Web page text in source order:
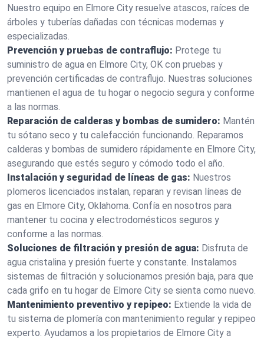
Nuestro equipo en Elmore City resuelve atascos, raíces de
árboles y tuberías dañadas con técnicas modernas y
especializadas.
Prevención y pruebas de contraflujo: Protege tu
suministro de agua en Elmore City, OK con pruebas y
prevención certificadas de contraflujo. Nuestras soluciones
mantienen el agua de tu hogar o negocio segura y conforme
a las normas.
Reparación de calderas y bombas de sumidero: Mantén
tu sótano seco y tu calefacción funcionando. Reparamos
calderas y bombas de sumidero rápidamente en Elmore City,
asegurando que estés seguro y cómodo todo el año.
Instalación y seguridad de líneas de gas: Nuestros
plomeros licenciados instalan, reparan y revisan líneas de
gas en Elmore City, Oklahoma. Confía en nosotros para
mantener tu cocina y electrodomésticos seguros y
conforme a las normas.
Soluciones de filtración y presión de agua: Disfruta de
agua cristalina y presión fuerte y constante. Instalamos
sistemas de filtración y solucionamos presión baja, para que
cada grifo en tu hogar de Elmore City se sienta como nuevo.
Mantenimiento preventivo y repipeo: Extiende la vida de
tu sistema de plomería con mantenimiento regular y repipeo
experto. Ayudamos a los propietarios de Elmore City a